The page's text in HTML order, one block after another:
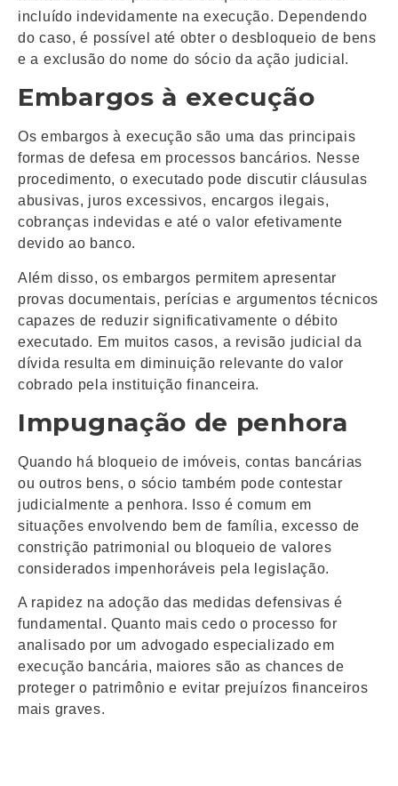
incluído indevidamente na execução. Dependendo
do caso, é possível até obter o desbloqueio de bens
e a exclusão do nome do sócio da ação judicial.
Embargos à execução
Os embargos à execução são uma das principais
formas de defesa em processos bancários. Nesse
procedimento, o executado pode discutir cláusulas
abusivas, juros excessivos, encargos ilegais,
cobranças indevidas e até o valor efetivamente
devido ao banco.
Além disso, os embargos permitem apresentar
provas documentais, perícias e argumentos técnicos
capazes de reduzir significativamente o débito
executado. Em muitos casos, a revisão judicial da
dívida resulta em diminuição relevante do valor
cobrado pela instituição financeira.
Impugnação de penhora
Quando há bloqueio de imóveis, contas bancárias
ou outros bens, o sócio também pode contestar
judicialmente a penhora. Isso é comum em
situações envolvendo bem de família, excesso de
constrição patrimonial ou bloqueio de valores
considerados impenhoráveis pela legislação.
A rapidez na adoção das medidas defensivas é
fundamental. Quanto mais cedo o processo for
analisado por um advogado especializado em
execução bancária, maiores são as chances de
proteger o patrimônio e evitar prejuízos financeiros
mais graves.